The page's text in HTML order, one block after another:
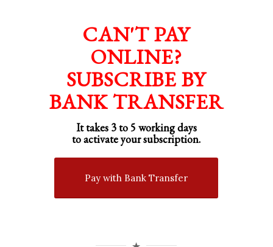
CAN'T PAY
ONLINE?
SUBSCRIBE BY
BANK TRANSFER
It takes 3 to 5 working days
to activate your subscription.
Pay with Bank Transfer